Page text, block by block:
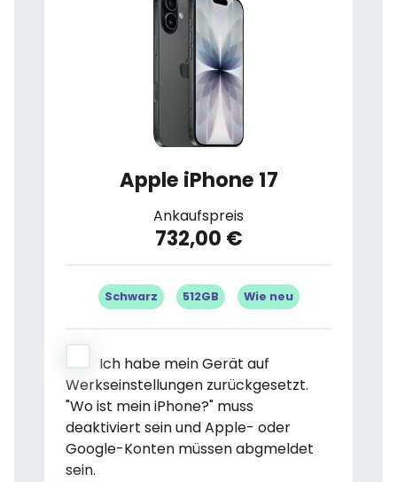
Apple iPhone 17
Ankaufspreis
732,00 €
Schwarz 512GB Wie neu
Ich habe mein Gerät auf
Werkseinstellungen zurückgesetzt.
"Wo ist mein iPhone?" muss
deaktiviert sein und Apple- oder
Google-Konten müssen abgmeldet
sein.